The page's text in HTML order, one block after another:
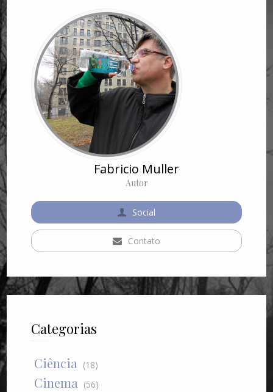
Fabricio Muller
Autor
Social
Contato
Categorias
Ciência (18)
Cinema (56)